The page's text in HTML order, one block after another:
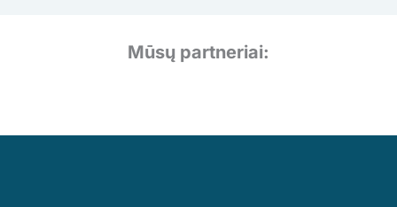
Mūsų partneriai: